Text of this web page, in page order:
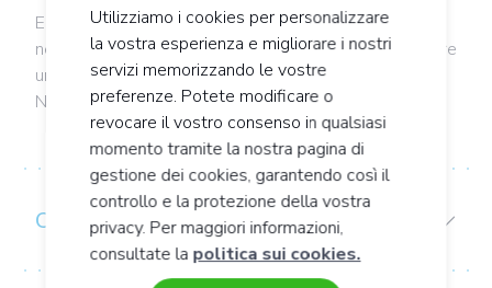
ERGYCRANBERRYL può essere consigliato in caso di
necessità di drenaggio urinario, per favorire il benessere
urinario.
Non esitare a consultare un operatore sanitario.
COMPOSIZIONE
Utilizziamo i cookies per personalizzare
la vostra esperienza e migliorare i nostri
servizi memorizzando le vostre
preferenze. Potete modificare o
revocare il vostro consenso in qualsiasi
momento tramite la nostra pagina di
gestione dei cookies, garantendo così il
controllo e la protezione della vostra
privacy. Per maggiori informazioni,
consultate la politica sui cookies.